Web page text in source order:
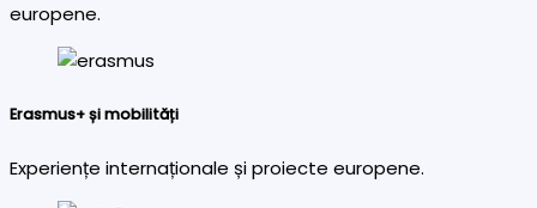
europene.
Erasmus+ și mobilități
Experiențe internaționale și proiecte europene.